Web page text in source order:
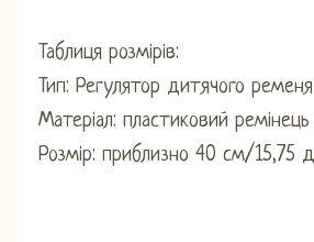
Таблиця розмірів:
Тип: Регулятор дитячого
Матеріал: пластиковий ремінець
Розмір: приблизно 40 см/15,75